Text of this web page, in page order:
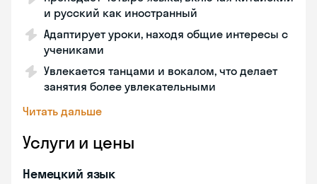
и русский как иностранный
Адаптирует уроки, находя общие интересы с
учениками
Увлекается танцами и вокалом, что делает
занятия более увлекательными
Читать дальше
Услуги и цены
Немецкий язык